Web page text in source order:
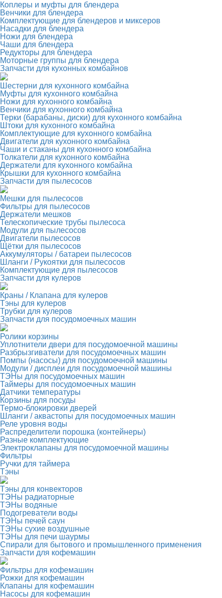
Коплеры и муфты для блендера
Венчики для блендера
Комплектующие для блендеров и миксеров
Насадки для блендера
Ножи для блендера
Чаши для блендера
Редукторы для блендера
Моторные группы для блендера
Запчасти для кухонных комбайнов
Шестерни для кухонного комбайна
Муфты для кухонного комбайна
Ножи для кухонного комбайна
Венчики для кухонного комбайна
Терки (барабаны, диски) для кухонного комбайна
Штоки для кухонного комбайна
Комплектующие для кухонного комбайна
Двигатели для кухонного комбайна
Чаши и стаканы для кухонного комбайна
Толкатели для кухонного комбайна
Держатели для кухонного комбайна
Крышки для кухонного комбайна
Запчасти для пылесосов
Мешки для пылесосов
Фильтры для пылесосов
Держатели мешков
Телескопические трубы пылесоса
Модули для пылесосов
Двигатели пылесосов
Щётки для пылесосов
Аккумуляторы / батареи пылесосов
Шланги / Рукоятки для пылесосов
Комплектующие для пылесосов
Запчасти для кулеров
Краны / Клапана для кулеров
Тэны для кулеров
Трубки для кулеров
Запчасти для посудомоечных машин
Ролики корзины
Уплотнители двери для посудомоечной машины
Разбрызгиватели для посудомоечных машин
Помпы (насосы) для посудомоечной машины
Модули / дисплеи для посудомоечной машины
ТЭНы для посудомоечных машин
Таймеры для посудомоечных машин
Датчики температуры
Корзины для посуды
Термо-блокировки дверей
Шланги / аквастопы для посудомоечных машин
Реле уровня воды
Распределители порошка (контейнеры)
Разные комплектующие
Электроклапаны для посудомоечной машины
Фильтры
Ручки для таймера
Тэны
Тэны для конвекторов
ТЭНы радиаторные
ТЭНы водяные
Подогреватели воды
ТЭНы печей саун
ТЭНы сухие воздушные
ТЭНы для печи шаурмы
Спирали для бытового и промышленного применения
Запчасти для кофемашин
Фильтры для кофемашин
Рожки для кофемашин
Клапаны для кофемашин
Насосы для кофемашин